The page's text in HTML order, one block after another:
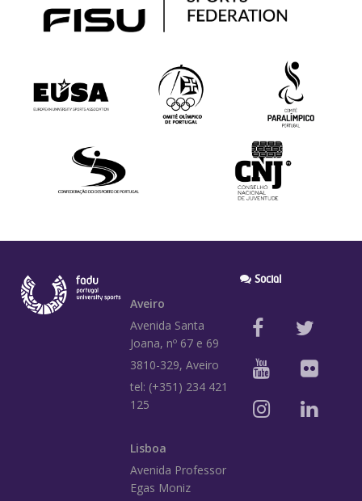
Aveiro
Avenida Santa
Joana, nº 67 e 69
3810-329, Aveiro
tel: (+351) 234 421
125
Lisboa
Avenida Professor
Egas Moniz
Social